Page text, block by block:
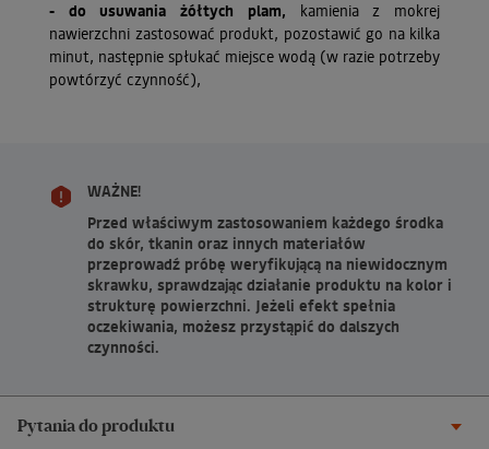
- do usuwania żółtych plam,
kamienia z mokrej
nawierzchni zastosować produkt, pozostawić go na kilka
minut, następnie spłukać miejsce wodą (w razie potrzeby
powtórzyć czynność),
WAŻNE!
Przed właściwym zastosowaniem każdego środka
do skór, tkanin oraz innych materiałów
przeprowadź próbę weryfikującą na niewidocznym
skrawku, sprawdzając działanie produktu na kolor i
strukturę powierzchni. Jeżeli efekt spełnia
oczekiwania, możesz przystąpić do dalszych
czynności.
Pytania do produktu